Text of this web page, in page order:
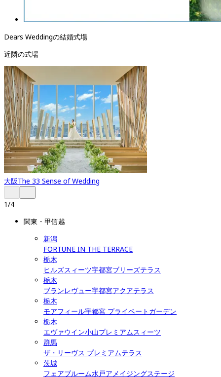
Dears Weddingの結婚式場
近隣の式場
大阪The 33 Sense of Wedding
1/4
関東・甲信越
新潟
FORTUNE IN THE TERRACE
栃木
ヒルズスィーツ宇都宮ブリーズテラス
栃木
ブランレヴュー宇都宮アクアテラス
栃木
モアフィール宇都宮 プライベートガーデン
栃木
エヴァウイン小山プレミアムスィーツ
群馬
ザ・リーヴス プレミアムテラス
茨城
フェアブルーム水戸アメイジングステージ